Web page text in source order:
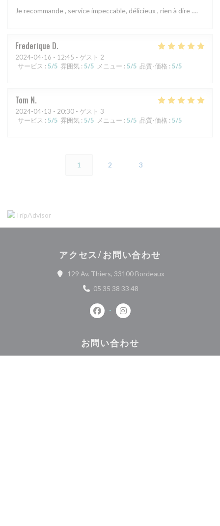
Je recommande , service impeccable, délicieux , rien à dire ….
Frederique D
2024-04-16 - 12:45 - ゲスト 2
サービス : 5/5 雰囲気 : 5/5 メニュー : 5/5 品質-価格 : 5/5
Tom N
2024-04-13 - 20:30 - ゲスト 3
サービス : 5/5 雰囲気 : 5/5 メニュー : 5/5 品質-価格 : 5/5
1 2 3
アクセス/お問い合わせ
129 Av. Thiers, 33100 Bordeaux((新しいウィンド
05 35 38 33 48
Facebook ((新しいウィンドウで開
Instagram ((新しいウィン
お問い合わせ